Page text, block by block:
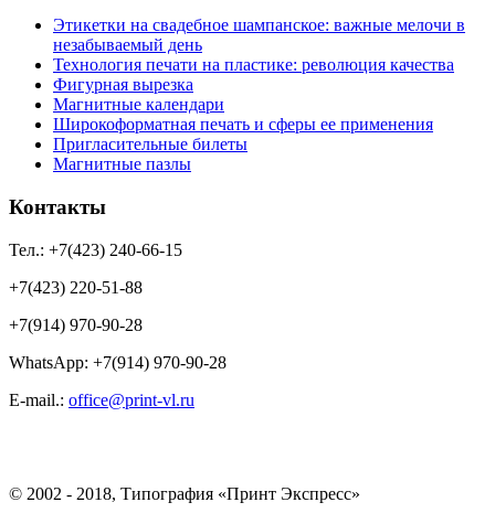
Этикетки на свадебное шампанское: важные мелочи в
незабываемый день
Технология печати на пластике: революция качества
Фигурная вырезка
Магнитные календари
Широкоформатная печать и сферы ее применения
Пригласительные билеты
Магнитные пазлы
Контакты
Тел.: +7(423) 240-66-15
+7(423) 220-51-88
+7(914) 970-90-28
WhatsApp: +7(914) 970-90-28
Е-mail.: office@print-vl.ru
© 2002 - 2018, Типография «Принт Экспресс»